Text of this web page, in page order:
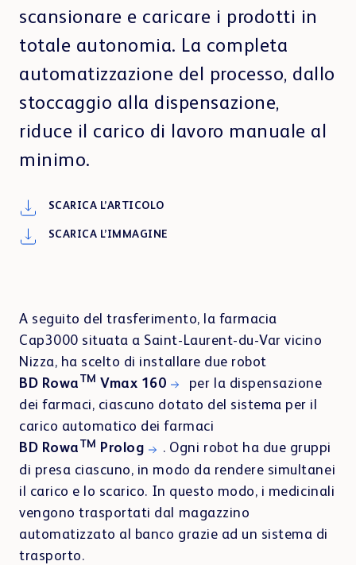
Interior Design e ricetta elettronica
TESTIMONIANZE
Webshop
scansionare e caricare i prodotti in
totale autonomia. La completa
automatizzazione del processo, dallo
stoccaggio alla dispensazione,
riduce il carico di lavoro manuale al
minimo.
SCARICA L’ARTICOLO
SCARICA L’IMMAGINE
A seguito del trasferimento, la farmacia
Cap3000 situata a Saint-Laurent-du-Var vicino
Nizza, ha scelto di installare due robot
BD Rowa TM Vmax 160
per la dispensazione
dei farmaci, ciascuno dotato del sistema per il
carico automatico dei farmaci
BD Rowa TM Prolog
. Ogni robot ha due gruppi
di presa ciascuno, in modo da rendere simultanei
il carico e lo scarico. In questo modo, i medicinali
vengono trasportati dal magazzino
automatizzato al banco grazie ad un sistema di
trasporto.